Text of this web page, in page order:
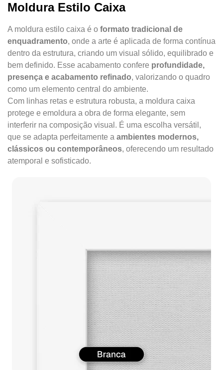
Moldura Estilo Caixa
A moldura estilo caixa é o formato tradicional de
enquadramento, onde a arte é aplicada de forma contínua
dentro da estrutura, criando um visual sólido, equilibrado e
bem definido. Esse acabamento confere profundidade,
presença e acabamento refinado, valorizando o quadro
como um elemento central do ambiente.
Com linhas retas e estrutura robusta, a moldura caixa
protege e emoldura a obra de forma elegante, sem
interferir na composição visual. É uma escolha versátil,
que se adapta perfeitamente a ambientes modernos,
clássicos ou contemporâneos, oferecendo um resultado
atemporal e sofisticado.